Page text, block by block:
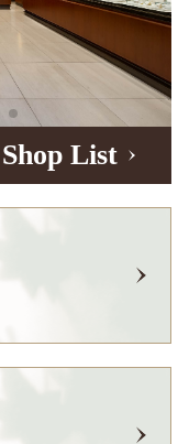
Shop List